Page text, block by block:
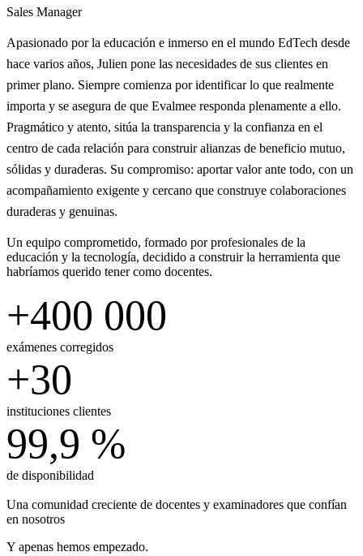
Sales Manager
Apasionado por la educación e inmerso en el mundo EdTech desde
hace varios años, Julien pone las necesidades de sus clientes en
primer plano. Siempre comienza por identificar lo que realmente
importa y se asegura de que Evalmee responda plenamente a ello.
Pragmático y atento, sitúa la transparencia y la confianza en el
centro de cada relación para construir alianzas de beneficio mutuo,
sólidas y duraderas. Su compromiso: aportar valor ante todo, con un
acompañamiento exigente y cercano que construye colaboraciones
duraderas y genuinas.
Un equipo comprometido, formado por profesionales de la
educación y la tecnología, decidido a construir la herramienta que
habríamos querido tener como docentes.
+400 000
exámenes corregidos
+30
instituciones clientes
99,9 %
de disponibilidad
Una comunidad creciente de docentes y examinadores que confían
en nosotros
Y apenas hemos empezado.